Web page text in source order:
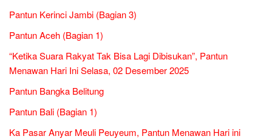
Pantun Kerinci Jambi (Bagian 3)
Pantun Aceh (Bagian 1)
“Ketika Suara Rakyat Tak Bisa Lagi Dibisukan”, Pantun
Menawan Hari Ini Selasa, 02 Desember 2025
Pantun Bangka Belitung
Pantun Bali (Bagian 1)
Ka Pasar Anyar Meuli Peuyeum, Pantun Menawan Hari ini